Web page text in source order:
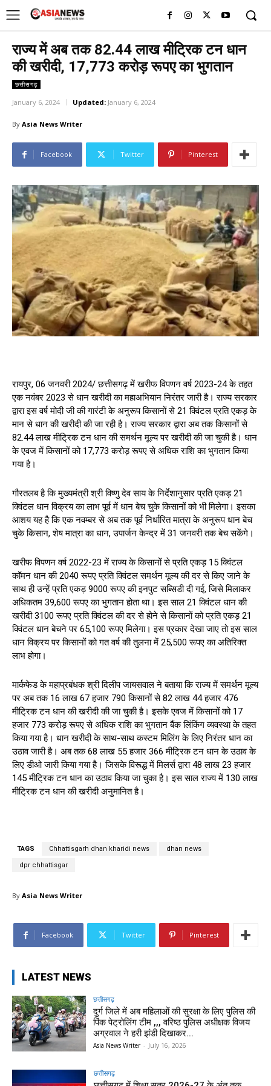
राज्य में अब तक 82.44 लाख मीट्रिक टन धान
की खरीदी, 17,773 करोड़ रूपए का भुगतान
छत्तीसगढ़
January 6, 2024 Updated: January 6, 2024
By Asia News Writer
Facebook Twitter Pinterest
रायपुर, 06 जनवरी 2024/ छत्तीसगढ़ में खरीफ विपणन वर्ष 2023-24 के तहत
एक नवंबर 2023 से धान खरीदी का महाअभियान निरंतर जारी है। राज्य सरकार
द्वारा इस वर्ष मोदी जी की गारंटी के अनुरूप किसानों से 21 क्विंटल प्रति एकड़ के
मान से धान की खरीदी की जा रही है। राज्य सरकार द्वारा अब तक किसानों से
82.44 लाख मीट्रिक टन धान की समर्थन मूल्य पर खरीदी की जा चुकी है। धान
के एवज में किसानों को 17,773 करोड़ रूपए से अधिक राशि का भुगतान किया
गया है।
गौरतलब है कि मुख्यमंत्री श्री विष्णु देव साय के निर्देशानुसार प्रति एकड़ 21
क्विंटल धान विक्रय का लाभ पूर्व में धान बेच चुके किसानों को भी मिलेगा। इसका
आशय यह है कि एक नवम्बर से अब तक पूर्व निर्धारित मात्रा के अनुरूप धान बेच
चुके किसान, शेष मात्रा का धान, उपार्जन केन्द्र में 31 जनवरी तक बेच सकेंगे।
खरीफ विपणन वर्ष 2022-23 में राज्य के किसानों से प्रति एकड़ 15 क्विंटल
कॉमन धान की 2040 रूपए प्रति क्विंटल समर्थन मूल्य की दर से किए जाने के
साथ ही उन्हें प्रति एकड़ 9000 रूपए की इनपुट सब्सिडी दी गई, जिसे मिलाकर
अधिकतम 39,600 रूपए का भुगतान होता था। इस साल 21 क्विंटल धान की
खरीदी 3100 रूपए प्रति क्विंटल की दर से होने से किसानों को प्रति एकड़ 21
क्विंटल धान बेचने पर 65,100 रूपए मिलेगा। इस प्रकार देखा जाए तो इस साल
धान विक्रय पर किसानों को गत वर्ष की तुलना में 25,500 रूपए का अतिरिक्त
लाभ होगा।
मार्कफेड के महाप्रबंधक श्री दिलीप जायसवाल ने बताया कि राज्य में समर्थन मूल्य
पर अब तक 16 लाख 67 हजार 790 किसानों से 82 लाख 44 हजार 476
मीट्रिक टन धान की खरीदी की जा चुकी है। इसके एवज में किसानों को 17
हजार 773 करोड़ रूपए से अधिक राशि का भुगतान बैंक लिंकिंग व्यवस्था के तहत
किया गया है। धान खरीदी के साथ-साथ कस्टम मिलिंग के लिए निरंतर धान का
उठाव जारी है। अब तक 68 लाख 55 हजार 366 मीट्रिक टन धान के उठाव के
लिए डीओ जारी किया गया है। जिसके विरूद्ध में मिलर्स द्वारा 48 लाख 23 हजार
145 मीट्रिक टन धान का उठाव किया जा चुका है। इस साल राज्य में 130 लाख
मीट्रिक टन धान की खरीदी अनुमानित है।
TAGS Chhattisgarh dhan kharidi news dhan news
dpr chhattisgar
By Asia News Writer
Facebook Twitter Pinterest
LATEST NEWS
छत्तीसगढ़
दुर्ग जिले में अब महिलाओं की सुरक्षा के लिए पुलिस की
पिंक पेट्रोलिंग टीम ,,, वरिष्ठ पुलिस अधीक्षक विजय
अग्रवाल ने हरी झंडी दिखाकर...
Asia News Writer - July 16, 2026
छत्तीसगढ़